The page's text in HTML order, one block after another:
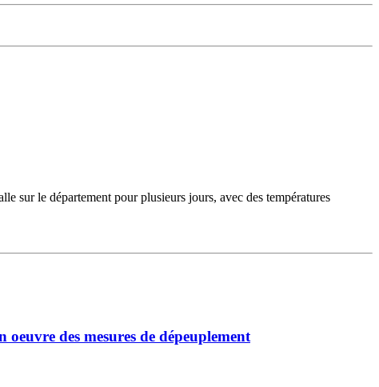
sur le département pour plusieurs jours, avec des températures
des mesures de dépeuplement